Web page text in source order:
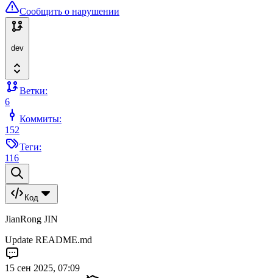
Сообщить о нарушении
dev
Ветки:
6
Коммиты:
152
Теги:
116
Код
JianRong JIN
Update README.md
15 сен 2025, 07:09